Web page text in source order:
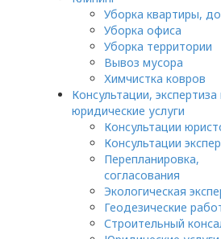
Уборка квартиры,
Уборка офиса
Уборка территории
Вывоз мусора
Химчистка ковров
Консультации, экспертиза
юридические услуги
Консультации
Консультации
Перепланировка,
согласования
Экологическая
Геодезические
Строительный